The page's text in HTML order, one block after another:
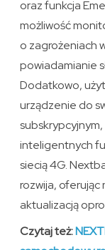
oraz funkcja
możliwość
o zagrożeniach
powiadamianie
Dodatkowo,
urządzenie do
inteligentnych
siecią 4G.
rozwija, oferując
aktualizacją
Czytaj też: